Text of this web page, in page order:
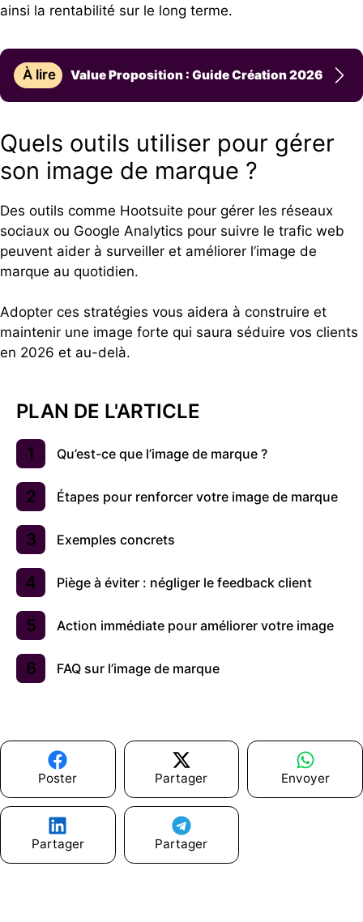
ainsi la rentabilité sur le long terme.
À lire Value Proposition : Guide Création 2026
Quels outils utiliser pour gérer
son image de marque ?
Des outils comme Hootsuite pour gérer les réseaux
sociaux ou Google Analytics pour suivre le trafic web
peuvent aider à surveiller et améliorer l’image de
marque au quotidien.
Adopter ces stratégies vous aidera à construire et
maintenir une image forte qui saura séduire vos clients
en 2026 et au-delà.
PLAN DE L'ARTICLE
Qu’est-ce que l’image de marque ?
Étapes pour renforcer votre image de marque
Exemples concrets
Piège à éviter : négliger le feedback client
Action immédiate pour améliorer votre image
FAQ sur l’image de marque
Poster Partager Envoyer
Partager Partager